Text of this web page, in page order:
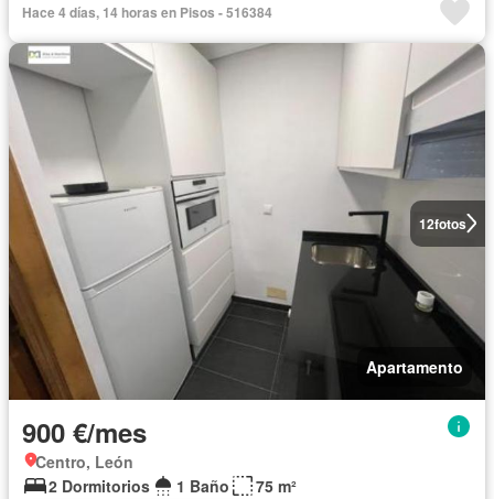
Hace 4 días, 14 horas en Pisos - 516384
12fotos
Apartamento
900 €/mes
Centro, León
2 Dormitorios
1 Baño
75 m²